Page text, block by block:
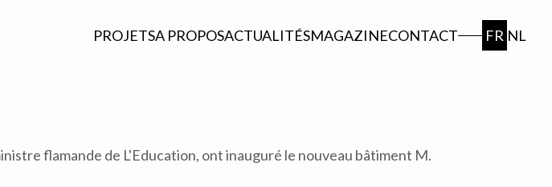
PROJETSA PROPOSACTUALITÉSMAGAZINECONTACT FR NL
flamande de L'Education, ont inauguré le nouveau bâtiment M.